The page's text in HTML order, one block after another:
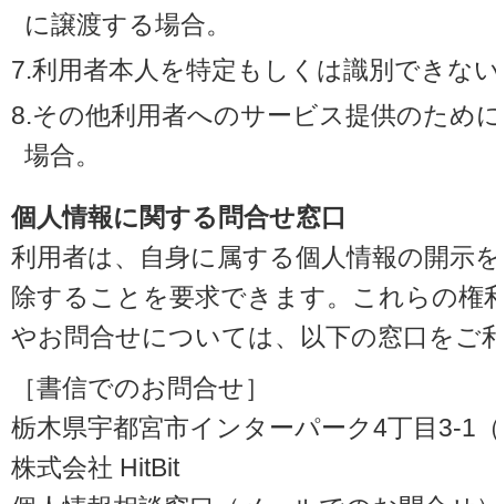
に譲渡する場合。
7.利用者本人を特定もしくは識別できな
8.その他利用者へのサービス提供のため
場合。
個人情報に関する問合せ窓口
利用者は、自身に属する個人情報の開示
除することを要求できます。これらの権
やお問合せについては、以下の窓口をご
［書信でのお問合せ］
栃木県宇都宮市インターパーク4丁目3-1
株式会社 HitBit